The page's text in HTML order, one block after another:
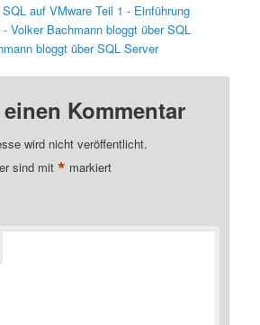
auf VMware Teil 1 - Einführung
Volker Bachmann bloggt über SQL
bloggt über SQL Server
Kommentar
wird nicht veröffentlicht.
sind mit* markiert